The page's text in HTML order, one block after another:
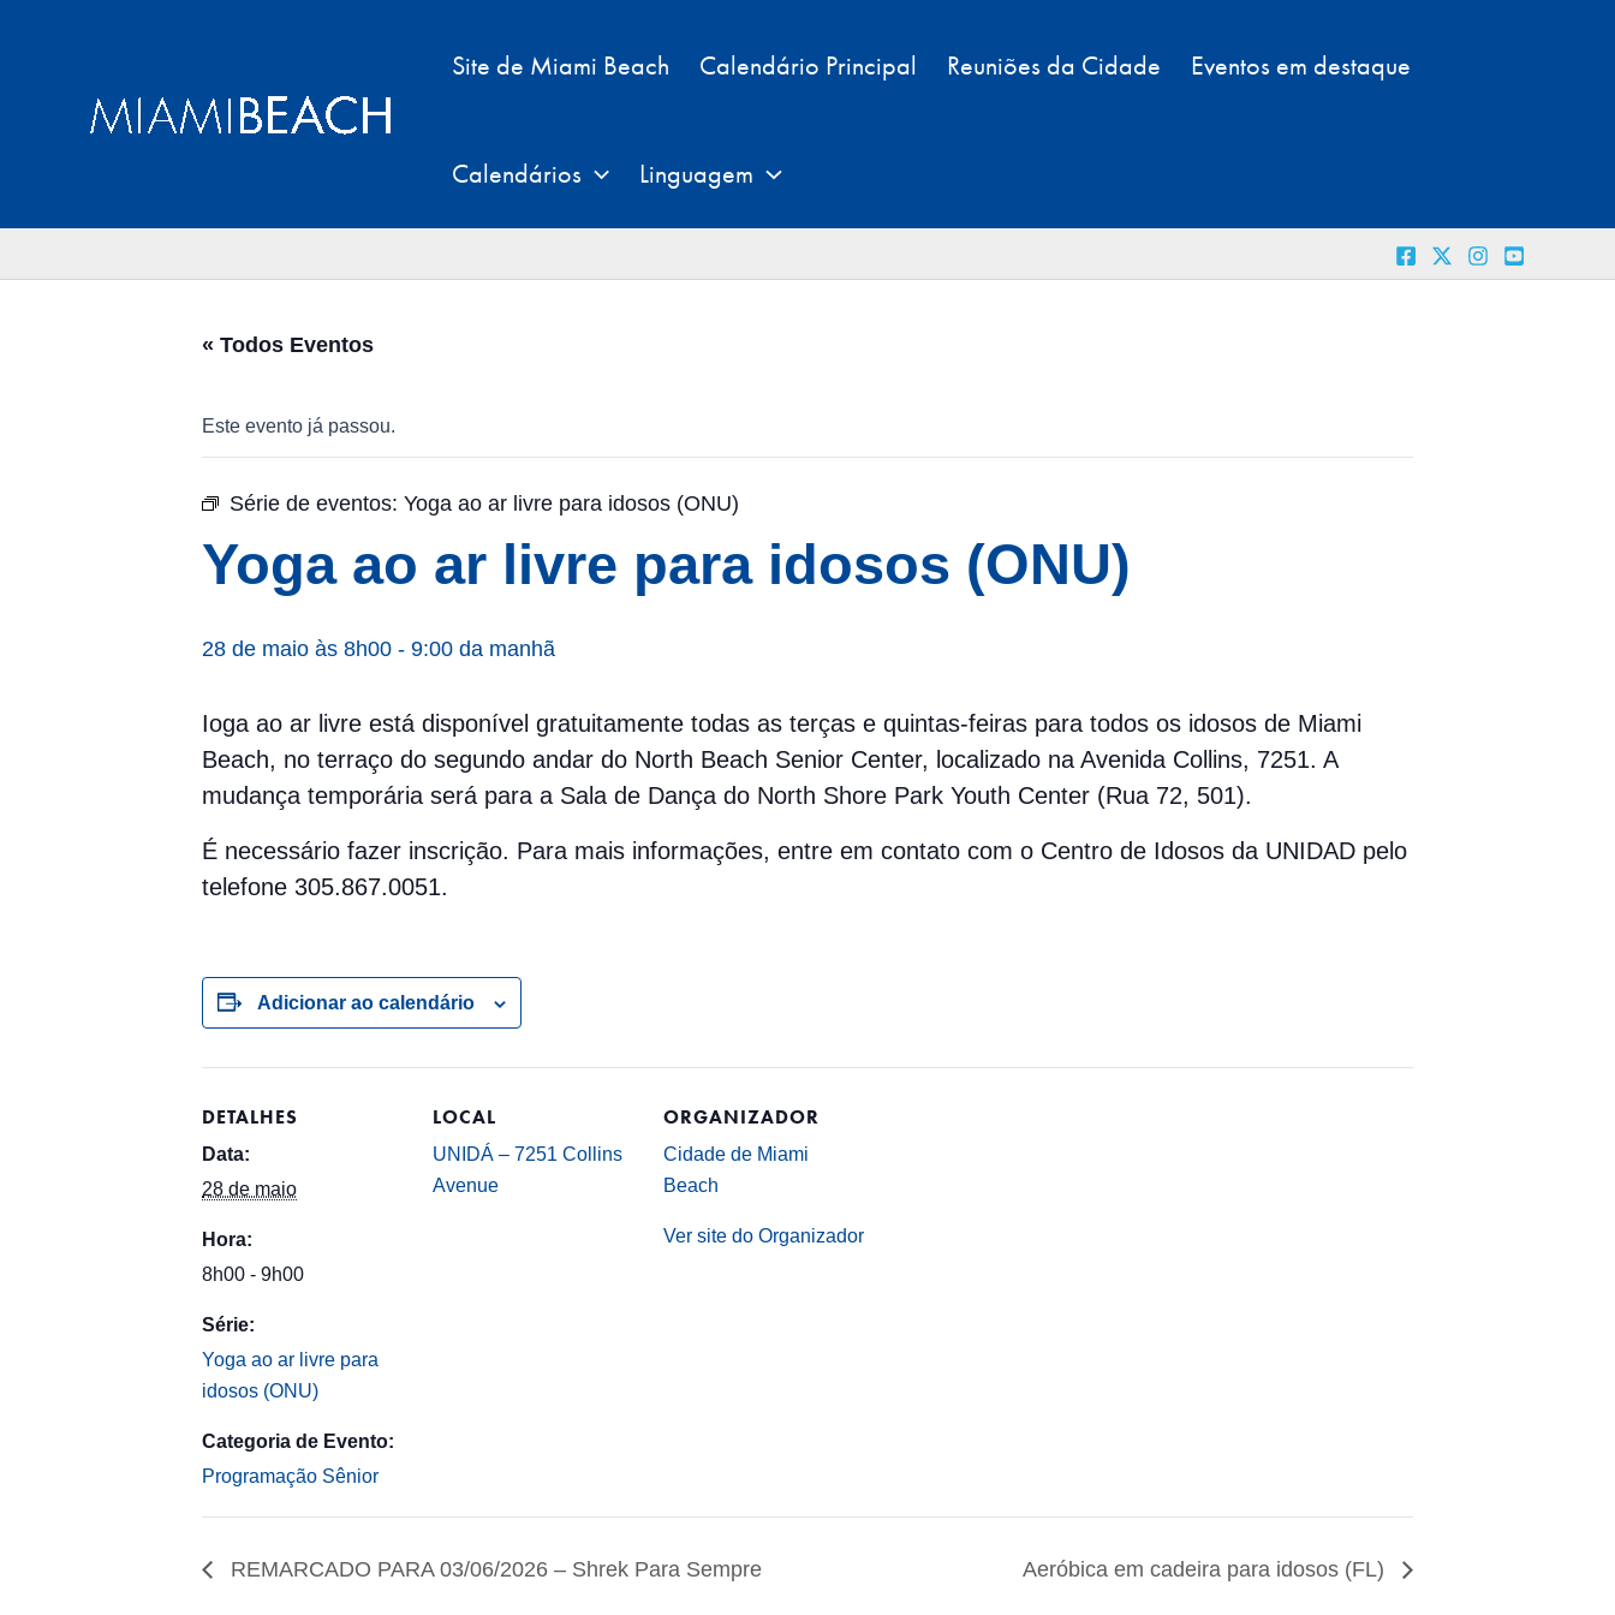
Site de Miami Beach Calendário Principal Reuniões da Cidade Eventos em destaque
Calendários Linguagem
« Todos Eventos
Este evento já passou.
Série de eventos: Yoga ao ar livre para idosos (ONU)
Yoga ao ar livre para idosos (ONU)
28 de maio às 8h00 - 9:00 da manhã
Ioga ao ar livre está disponível gratuitamente todas as terças e quintas-feiras para todos os idosos de Miami
Beach, no terraço do segundo andar do North Beach Senior Center, localizado na Avenida Collins, 7251. A
mudança temporária será para a Sala de Dança do North Shore Park Youth Center (Rua 72, 501).
É necessário fazer inscrição. Para mais informações, entre em contato com o Centro de Idosos da UNIDAD pelo
telefone 305.867.0051.
Adicionar ao calendário
DETALHES
Data:
28 de maio
Hora:
8h00 - 9h00
Série:
Yoga ao ar livre para
idosos (ONU)
Categoria de Evento:
Programação Sênior
LOCAL
UNIDÁ – 7251 Collins
Avenue
ORGANIZADOR
Cidade de Miami
Beach
Ver site do Organizador
REMARCADO PARA 03/06/2026 – Shrek Para Sempre Aeróbica em cadeira para idosos (FL)